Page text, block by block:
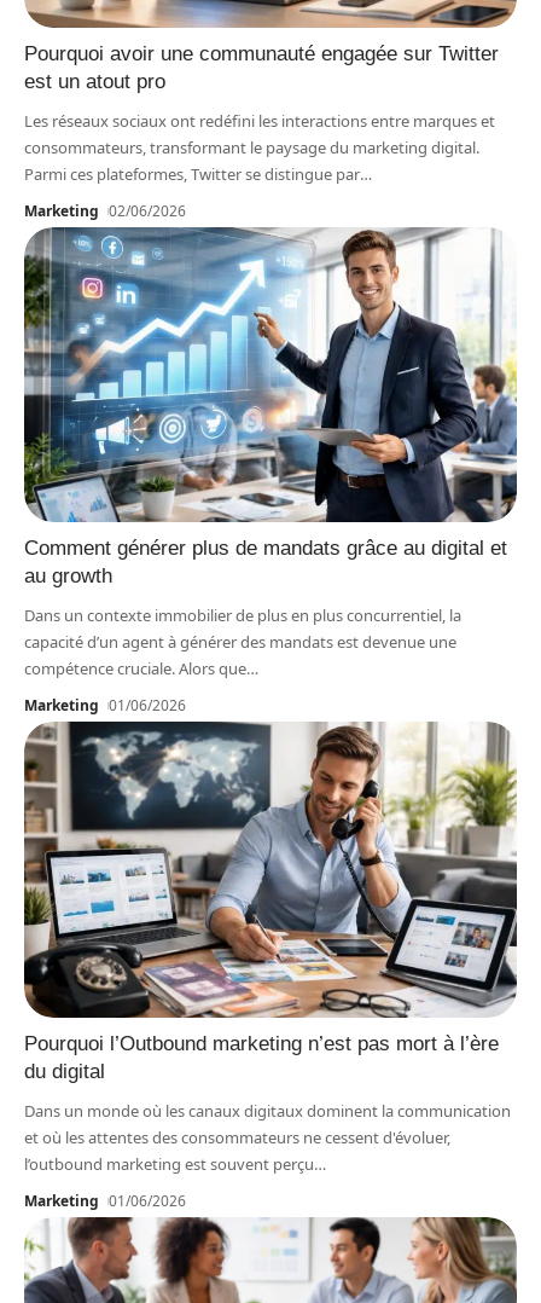
Pourquoi avoir une communauté engagée sur Twitter
est un atout pro
Les réseaux sociaux ont redéfini les interactions entre marques et
consommateurs, transformant le paysage du marketing digital.
Parmi ces plateformes, Twitter se distingue par…
Marketing 02/06/2026
Comment générer plus de mandats grâce au digital et
au growth
Dans un contexte immobilier de plus en plus concurrentiel, la
capacité d’un agent à générer des mandats est devenue une
compétence cruciale. Alors que…
Marketing 01/06/2026
Pourquoi l’Outbound marketing n’est pas mort à l’ère
du digital
Dans un monde où les canaux digitaux dominent la communication
et où les attentes des consommateurs ne cessent d'évoluer,
l’outbound marketing est souvent perçu…
Marketing 01/06/2026